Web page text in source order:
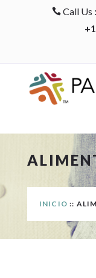
 Call Us :
INICIO ::